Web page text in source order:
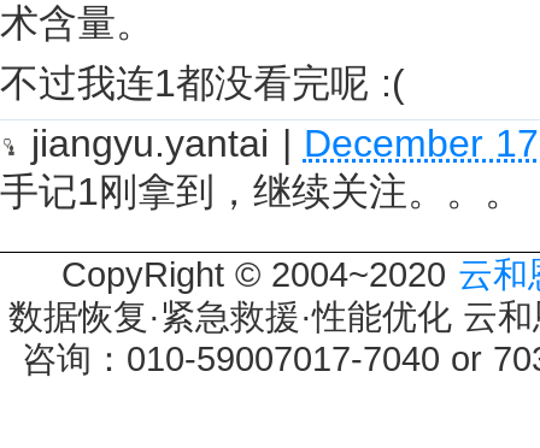
术含量。
不过我连1都没看完呢 :(
jiangyu.yantai | December
手记1刚拿到，继续关注。。。
CopyRight © 2004~2020 云和
数据恢复·紧急救援·性能优化 云
咨询：010-59007017-7040 or